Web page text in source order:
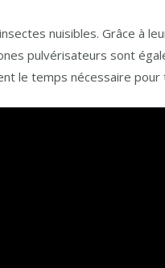
nuisibles. Grâce à
pulvérisateurs sont
le temps nécessaire pour